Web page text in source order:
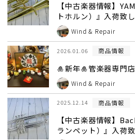
【中古楽器情報】
トホルン）』入荷致
Wind & Repair
2026.01.06 商品情報
🎍新年🎍管楽器専門
Wind & Repair
2025.12.14 商品情報
【中古楽器情報】
ランペット）』入荷